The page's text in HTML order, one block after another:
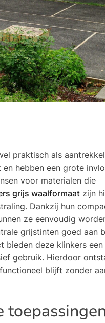
praktisch als
hebben een grote
voor materialen die
grijs waalformaat zijn
Dankzij hun
ze eenvoudig
grijstinten goed aan
bieden deze klinkers een
gebruik. Hierdoor
blijft zonder
toepassingen